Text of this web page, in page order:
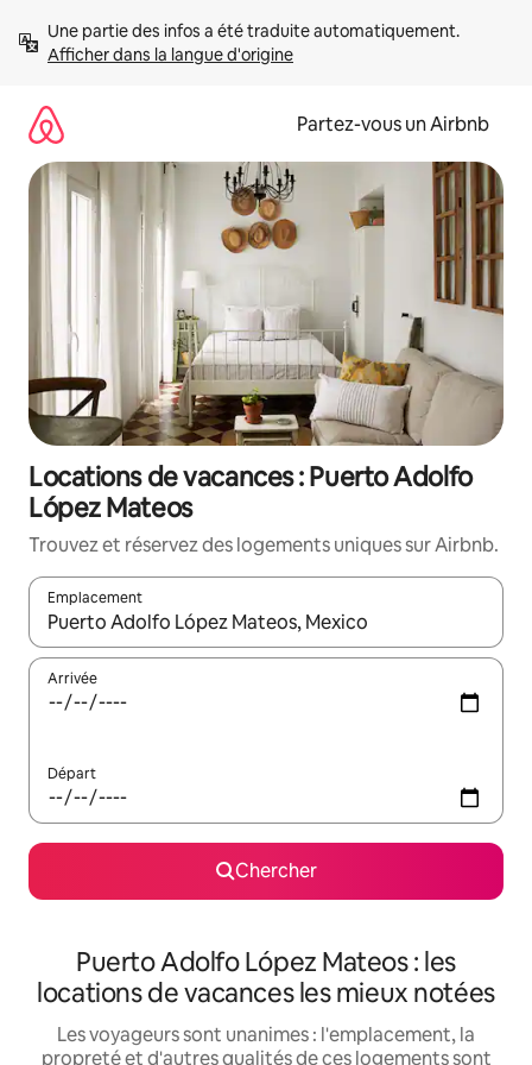
directement
Afficher dans la langue d'origine
Partez-vous un Airbnb
Locations de vacances : Puerto Adolfo
López Mateos
Trouvez et réservez des logements uniques sur Airbnb.
Emplacement
Quand les résultats sont affichés, parcourez-les en utilisant
Arrivée
Départ
Chercher
Puerto Adolfo López Mateos : les
locations de vacances les mieux notées
Les voyageurs sont unanimes : l'emplacement, la
propreté et d'autres qualités de ces logements sont